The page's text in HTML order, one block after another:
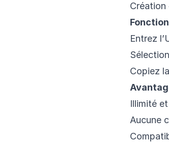
Création
Entrez
Copiez
Illimité
Aucune